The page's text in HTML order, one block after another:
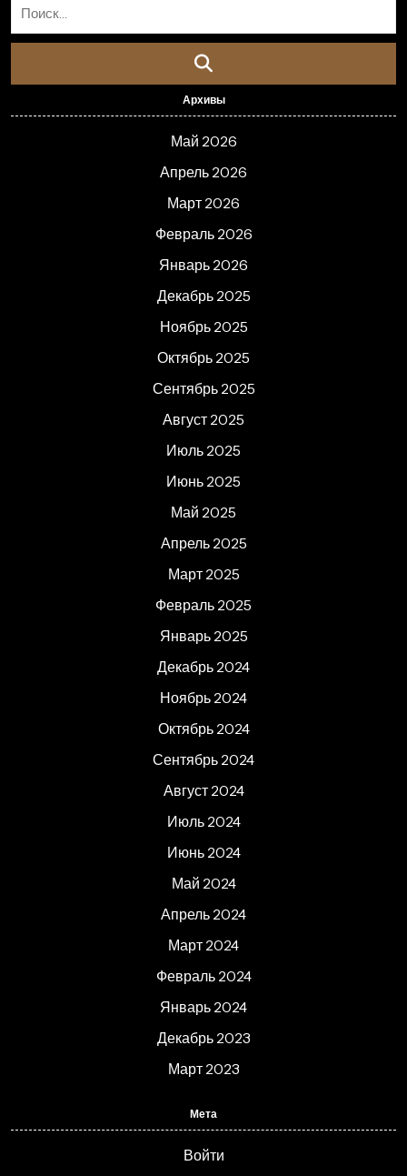
Архивы
Май 2026
Апрель 2026
Март 2026
Февраль 2026
Январь 2026
Декабрь 2025
Ноябрь 2025
Октябрь 2025
Сентябрь 2025
Август 2025
Июль 2025
Июнь 2025
Май 2025
Апрель 2025
Март 2025
Февраль 2025
Январь 2025
Декабрь 2024
Ноябрь 2024
Октябрь 2024
Сентябрь 2024
Август 2024
Июль 2024
Июнь 2024
Май 2024
Апрель 2024
Март 2024
Февраль 2024
Январь 2024
Декабрь 2023
Март 2023
Мета
Войти